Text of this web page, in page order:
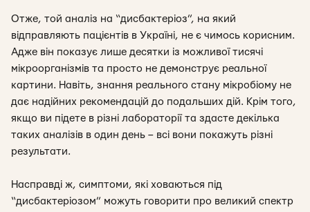
Отже, той аналіз на “дисбактеріоз”, на який
відправляють пацієнтів в Україні, не є чимось корисним.
Адже він показує лише десятки із можливої тисячі
мікроорганізмів та просто не демонструє реальної
картини. Навіть, знання реального стану мікробіому не
дає надійних рекомендацій до подальших дій. Крім того,
якщо ви підете в різні лабораторії та здасте декілька
таких аналізів в один день – всі вони покажуть різні
результати.
Насправді ж, симптоми, які ховаються під
“дисбактеріозом” можуть говорити про великий спектр